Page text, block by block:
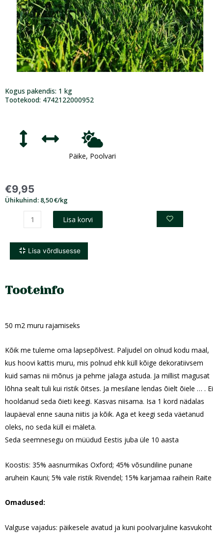
Kogus pakendis: 1 kg
Tootekood: 4742122000952
Päike, Poolvari
€9,95
Ühikuhind: 8,50 €/kg
Lisa korvi
Lisa võrdlusesse
Tooteinfo
50 m2 muru rajamiseks
Kõik me tuleme oma lapsepõlvest. Paljudel on olnud kodu maal,
kus hoovi kattis muru, mis polnud ehk küll kõige dekoratiivsem
kuid samas nii mõnus ja pehme jalaga astuda. Ja millist magusat
lõhna sealt tuli kui ristik õitses. Ja mesilane lendas õielt õiele … . Ei
hooldanud seda õieti keegi. Kasvas niisama. Isa 1 kord nädalas
laupäeval enne sauna niitis ja kõik. Aga et keegi seda väetanud
oleks, no seda küll ei mäleta.
Seda seemnesegu on müüdud Eestis juba üle 10 aasta
Koostis: 35% aasnurmikas Oxford; 45% võsundiline punane
aruhein Kauni; 5% vale ristik Rivendel; 15% karjamaa raihein Raite
Omadused:
Valguse vajadus: päikesele avatud ja kuni poolvarjuline kasvukoht